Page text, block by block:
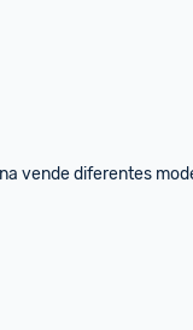
vende diferentes